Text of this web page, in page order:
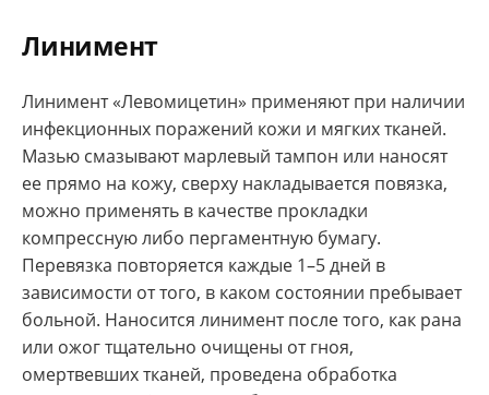
Линимент
Линимент «Левомицетин» применяют при наличии
инфекционных поражений кожи и мягких тканей.
Мазью смазывают марлевый тампон или наносят
ее прямо на кожу, сверху накладывается повязка,
можно применять в качестве прокладки
компрессную либо пергаментную бумагу.
Перевязка повторяется каждые 1–5 дней в
зависимости от того, в каком состоянии пребывает
больной. Наносится линимент после того, как рана
или ожог тщательно очищены от гноя,
омертвевших тканей, проведена обработка